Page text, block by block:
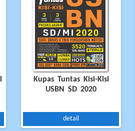
Kupas Tuntas Kisi-Kisi
USBN SD 2020
detail